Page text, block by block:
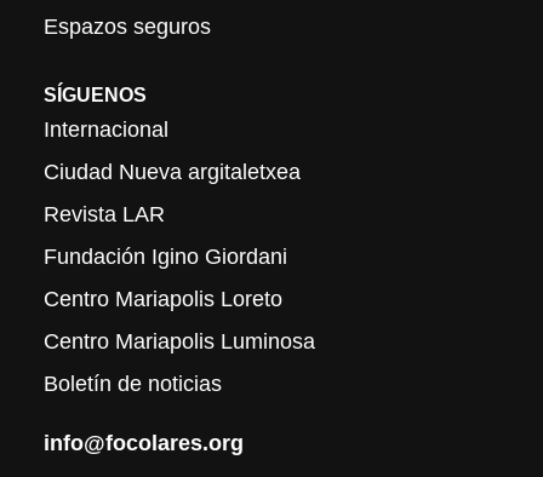
Espazos seguros
SÍGUENOS
Internacional
Ciudad Nueva argitaletxea
Revista LAR
Fundación Igino Giordani
Centro Mariapolis Loreto
Centro Mariapolis Luminosa
Boletín de noticias
info@focolares.org